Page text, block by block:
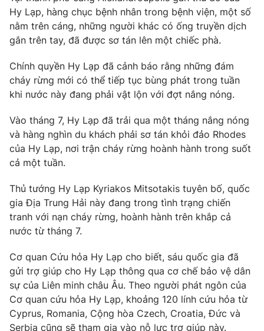
Tư vấn
Chuyên mục khác
Photo Infographic
Video Shorts video
VTV Money VTV Thể thao
VTV Sức khoẻ Bất động sản
Thị trường 24h Tấm lòng Việt
VTV4 Vươn mình bằng AI
VTV9 VTV8
Liên hệ tòa soạn English
Hy Lạp, hàng chục bệnh nhân trong bệnh viện, một số
nằm trên cáng, những người khác có ống truyền dịch
gắn trên tay, đã được sơ tán lên một chiếc phà.
Chính quyền Hy Lạp đã cảnh báo rằng những đám
cháy rừng mới có thể tiếp tục bùng phát trong tuần
khi nước này đang phải vật lộn với đợt nắng nóng.
Vào tháng 7, Hy Lạp đã trải qua một tháng nắng nóng
và hàng nghìn du khách phải sơ tán khỏi đảo Rhodes
của Hy Lạp, nơi trận cháy rừng hoành hành trong suốt
cả một tuần.
Thủ tướng Hy Lạp Kyriakos Mitsotakis tuyên bố, quốc
gia Địa Trung Hải này đang trong tình trạng chiến
tranh với nạn cháy rừng, hoành hành trên khắp cả
nước từ tháng 7.
Cơ quan Cứu hỏa Hy Lạp cho biết, sáu quốc gia đã
gửi trợ giúp cho Hy Lạp thông qua cơ chế bảo vệ dân
sự của Liên minh châu Âu. Theo người phát ngôn của
Cơ quan cứu hỏa Hy Lạp, khoảng 120 lính cứu hỏa từ
Cyprus, Romania, Cộng hòa Czech, Croatia, Đức và
Serbia cũng sẽ tham gia vào nỗ lực trợ giúp này.